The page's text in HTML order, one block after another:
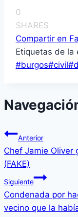
0
SHARES
Compartir en
Etiquetas de la
#burgos#civil#
Anterior
Chef Jamie Oliver
(FAKE)
Siguiente
Condenada por
vecino que la